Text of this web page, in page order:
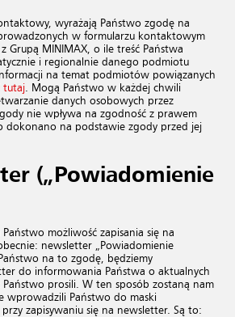
wyrażają Państwo zgodę na
w formularzu kontaktowym
Grupą MINIMAX, o ile treść Państwa
i regionalnie danego podmiotu
na temat podmiotów powiązanych
tutaj . Mogą Państwo w każdej chwili
danych osobowych przez
nie wpływa na zgodność z prawem
dokonano na podstawie zgody przed jej
(„Powiadomienie
możliwość zapisania się na
newsletter „Powiadomienie
na to zgodę, będziemy
do informowania Państwa o aktualnych
prosili. W ten sposób zostaną nam
wprowadzili Państwo do maski
zapisywaniu się na newsletter. Są to: